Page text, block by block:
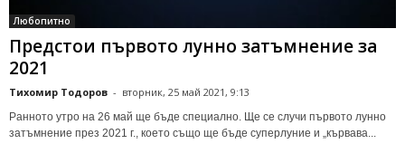
Любопитно
Предстои първото лунно затъмнение за
2021
Тихомир Тодоров - вторник, 25 май 2021, 9:13
Ранното утро на 26 май ще бъде специално. Ще се случи първото лунно
затъмнение през 2021 г., което също ще бъде суперлуние и „кървава...